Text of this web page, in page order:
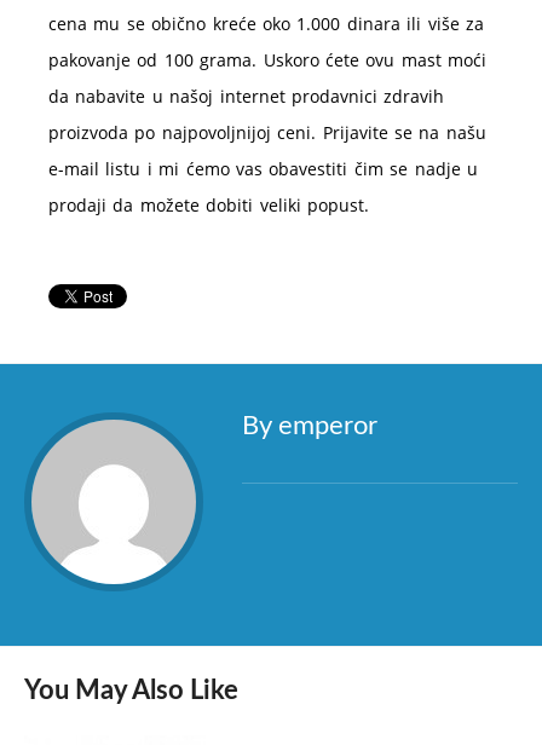
cena mu se obično kreće oko 1.000 dinara ili više za
pakovanje od 100 grama. Uskoro ćete ovu mast moći
da nabavite u našoj internet prodavnici zdravih
proizvoda po najpovoljnijoj ceni. Prijavite se na našu
e-mail listu i mi ćemo vas obavestiti čim se nadje u
prodaji da možete dobiti veliki popust.
By emperor
You May Also Like